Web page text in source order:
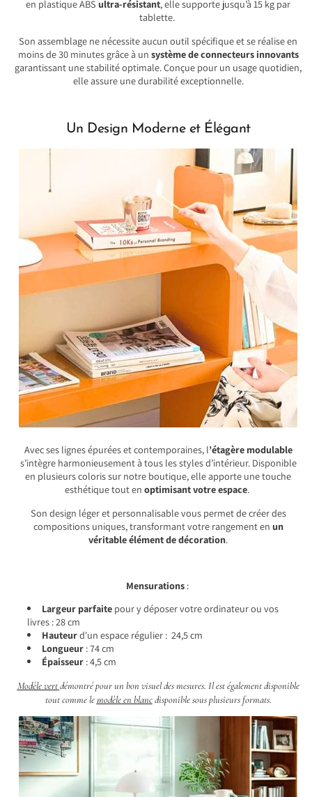
en plastique ABS ultra-résistant, elle supporte jusqu’à 15 kg par
tablette.
Son assemblage ne nécessite aucun outil spécifique et se réalise en
moins de 30 minutes grâce à un système de connecteurs innovants
garantissant une stabilité optimale. Conçue pour un usage quotidien,
elle assure une durabilité exceptionnelle.
Un Design Moderne et Élégant
Avec ses lignes épurées et contemporaines, l’étagère modulable
s’intègre harmonieusement à tous les styles d’intérieur. Disponible
en plusieurs coloris sur notre boutique, elle apporte une touche
esthétique tout en optimisant votre espace.
Son design léger et personnalisable vous permet de créer des
compositions uniques, transformant votre rangement en un
véritable élément de décoration.
Mensurations :
Largeur parfaitepour y déposer votre ordinateur ou vos
livres : 28 cm
Hauteurd'un espace régulier : 24,5 cm
Longueur : 74 cm
Épaisseur : 4,5 cm
Modèle vert démontré pour un bon visuel des mesures. Il est également disponible
tout comme lemodèle en blancdisponible sous plusieurs formats.